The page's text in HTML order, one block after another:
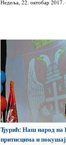
Недеља, 22. октобар 2017.
Ђурић: Наш народ на
притисцима и